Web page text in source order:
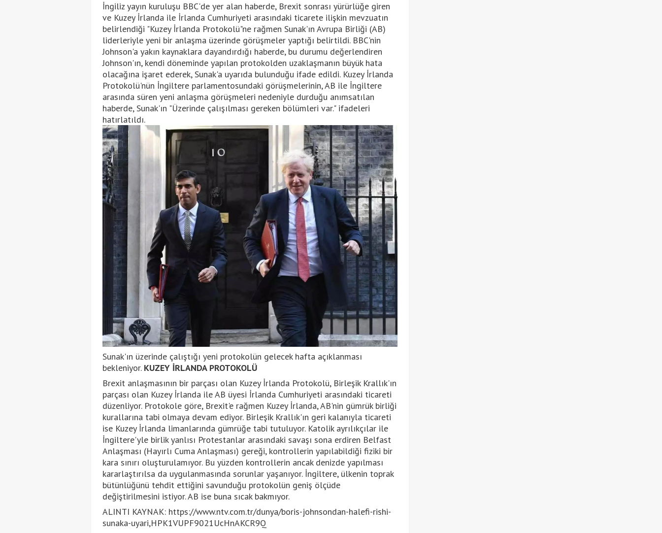
İngiliz yayın kuruluşu BBC'de yer alan haberde, Brexit sonrası yürürlüğe giren
ve Kuzey İrlanda ile İrlanda Cumhuriyeti arasındaki ticarete ilişkin mevzuatın
belirlendiği "Kuzey İrlanda Protokolü"ne rağmen Sunak'ın Avrupa Birliği (AB)
liderleriyle yeni bir anlaşma üzerinde görüşmeler yaptığı belirtildi. BBC'nin
Johnson'a yakın kaynaklara dayandırdığı haberde, bu durumu değerlendiren
Johnson'ın, kendi döneminde yapılan protokolden uzaklaşmanın büyük hata
olacağına işaret ederek, Sunak'a uyarıda bulunduğu ifade edildi. Kuzey İrlanda
Protokolü'nün İngiltere parlamentosundaki görüşmelerinin, AB ile İngiltere
arasında süren yeni anlaşma görüşmeleri nedeniyle durduğu anımsatılan
haberde, Sunak'ın "Üzerinde çalışılması gereken bölümleri var." ifadeleri
hatırlatıldı.
Sunak'ın üzerinde çalıştığı yeni protokolün gelecek hafta açıklanması
bekleniyor. KUZEY İRLANDA PROTOKOLÜ
Brexit anlaşmasının bir parçası olan Kuzey İrlanda Protokolü, Birleşik Krallık'ın
parçası olan Kuzey İrlanda ile AB üyesi İrlanda Cumhuriyeti arasındaki ticareti
düzenliyor. Protokole göre, Brexit'e rağmen Kuzey İrlanda, AB'nin gümrük birliği
kurallarına tabi olmaya devam ediyor. Birleşik Krallık'ın geri kalanıyla ticareti
ise Kuzey İrlanda limanlarında gümrüğe tabi tutuluyor. Katolik ayrılıkçılar ile
İngiltere'yle birlik yanlısı Protestanlar arasındaki savaşı sona erdiren Belfast
Anlaşması (Hayırlı Cuma Anlaşması) gereği, kontrollerin yapılabildiği fiziki bir
kara sınırı oluşturulamıyor. Bu yüzden kontrollerin ancak denizde yapılması
kararlaştırılsa da uygulanmasında sorunlar yaşanıyor. İngiltere, ülkenin toprak
bütünlüğünü tehdit ettiğini savunduğu protokolün geniş ölçüde
değiştirilmesini istiyor. AB ise buna sıcak bakmıyor.
ALINTI KAYNAK: https://www.ntv.com.tr/dunya/boris-johnsondan-halefi-rishi-
sunaka-uyari,HPK1VUPF9021UcHnAKCR9Q